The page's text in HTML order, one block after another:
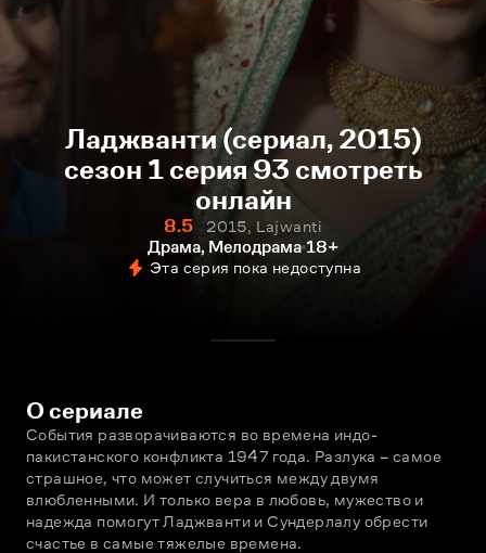
Ладжванти (сериал, 2015)
сезон 1 серия 93 смотреть
онлайн
8.5
2015, Lajwanti
Драма, Мелодрама 18+
Эта серия пока недоступна
О сериале
События разворачиваются во времена индо-
пакистанского конфликта 1947 года. Разлука – самое
страшное, что может случиться между двумя
влюбленными. И только вера в любовь, мужество и
надежда помогут Ладжванти и Сундерлалу обрести
счастье в самые тяжелые времена.